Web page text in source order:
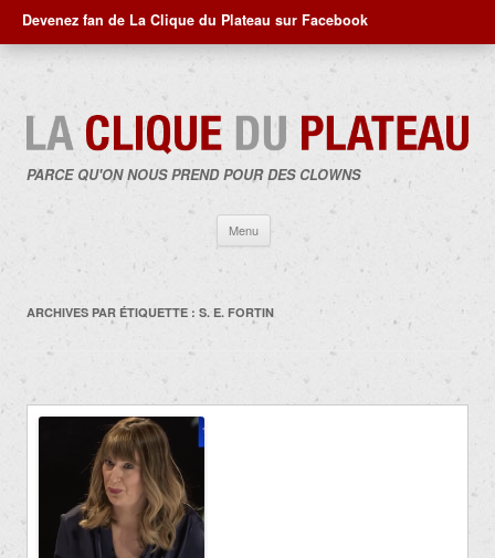
Devenez fan de La Clique du Plateau sur Facebook
PARCE QU'ON NOUS PREND POUR DES CLOWNS
Menu
contenu
ARCHIVES PAR ÉTIQUETTE : S. E. FORTIN